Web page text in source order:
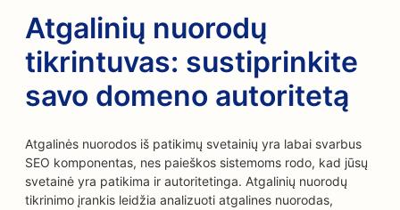
Atgalinių nuorodų
tikrintuvas: sustiprinkite
savo domeno autoritetą
Atgalinės nuorodos iš patikimų svetainių yra labai svarbus
SEO komponentas, nes paieškos sistemoms rodo, kad jūsų
svetainė yra patikima ir autoritetinga. Atgalinių nuorodų
tikrinimo įrankis leidžia analizuoti atgalines nuorodas,